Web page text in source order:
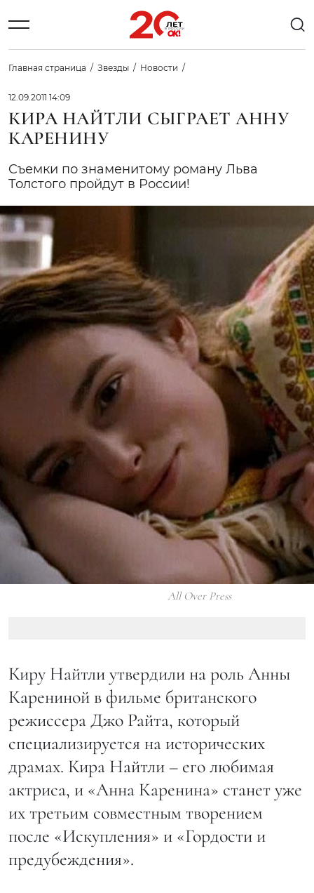
Главная страница Звезды Новости
12.09.2011 14:09
КИРА НАЙТЛИ СЫГРАЕТ АННУ
КАРЕНИНУ
Cъемки по знаменитому роману Льва
Толстого пройдут в России!
All Over Press
Киру Найтли утвердили на роль Анны
Карениной в фильме британского
режиссера Джо Райта, который
специализируется на исторических
драмах. Кира Найтли – его любимая
актриса, и «Анна Каренина» станет уже
их третьим совместным творением
после «Искупления» и «Гордости и
предубеждения».